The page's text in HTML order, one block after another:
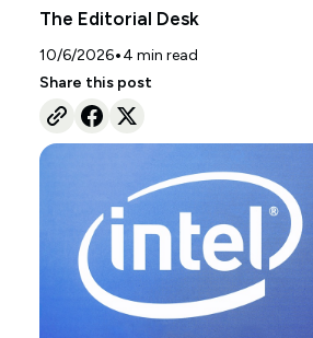
The Editorial Desk
10/6/2026•4 min read
Share this post